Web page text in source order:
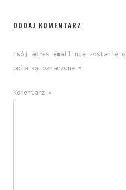
DODAJ KOMENTARZ
Twój adres email nie zostanie
pola są oznaczone *
Komentarz *